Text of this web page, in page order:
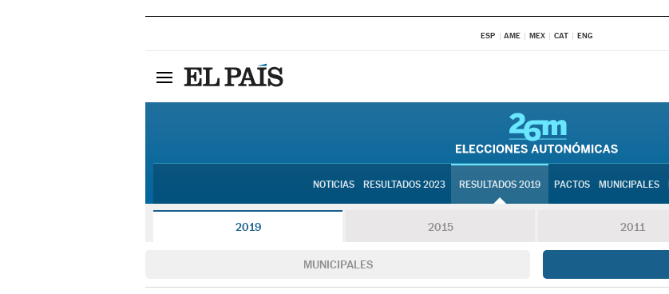
ESP AME MEX CAT ENG
NOTICIAS RESULTADOS 2023 RESULTADOS 2019 PACTOS MUNICIPALES
2019 2015 2011
MUNICIPALES